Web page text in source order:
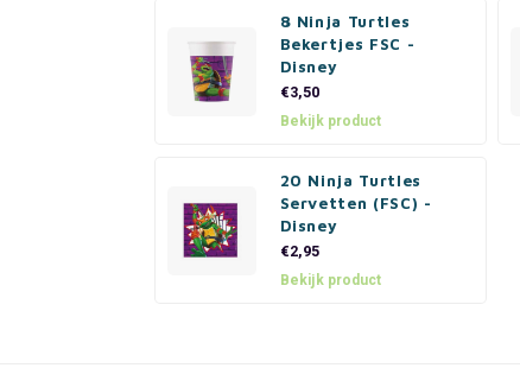
8 Ninja Turtles
Bekertjes FSC -
Disney
€3,50
Bekijk product
20 Ninja Turtles
Servetten (FSC) -
Disney
€2,95
Bekijk product